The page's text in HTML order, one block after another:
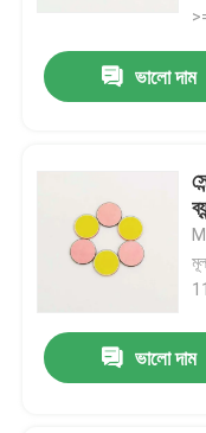
ভালো দাম
ভালো দাম